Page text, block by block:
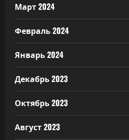
Март 2024
Февраль 2024
Январь 2024
Декабрь 2023
Октябрь 2023
Август 2023